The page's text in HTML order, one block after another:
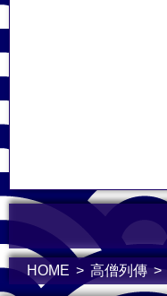
HOME 高僧列傳